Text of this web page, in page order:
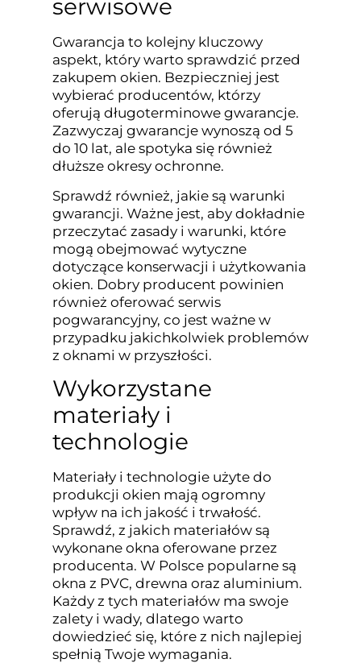
serwisowe
Gwarancja to kolejny kluczowy
aspekt, który warto sprawdzić przed
zakupem okien. Bezpieczniej jest
wybierać producentów, którzy
oferują długoterminowe gwarancje.
Zazwyczaj gwarancje wynoszą od 5
do 10 lat, ale spotyka się również
dłuższe okresy ochronne.
Sprawdź również, jakie są warunki
gwarancji. Ważne jest, aby dokładnie
przeczytać zasady i warunki, które
mogą obejmować wytyczne
dotyczące konserwacji i użytkowania
okien. Dobry producent powinien
również oferować serwis
pogwarancyjny, co jest ważne w
przypadku jakichkolwiek problemów
z oknami w przyszłości.
Wykorzystane
materiały i
technologie
Materiały i technologie użyte do
produkcji okien mają ogromny
wpływ na ich jakość i trwałość.
Sprawdź, z jakich materiałów są
wykonane okna oferowane przez
producenta. W Polsce popularne są
okna z PVC, drewna oraz aluminium.
Każdy z tych materiałów ma swoje
zalety i wady, dlatego warto
dowiedzieć się, które z nich najlepiej
spełnią Twoje wymagania.